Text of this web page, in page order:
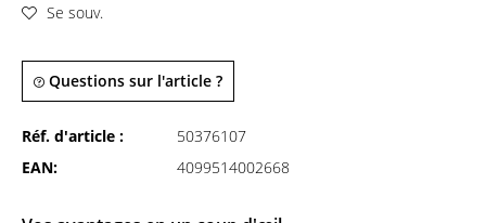
Se souv.
Questions sur l'article ?
Réf. d'article :
50376107
EAN:
4099514002668